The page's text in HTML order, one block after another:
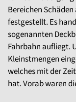
Bereichen
festgestellt. Es
sogenannten
Fahrbahn aufliegt.
Kleinstmengen
welches mit der
hat. Vorab waren